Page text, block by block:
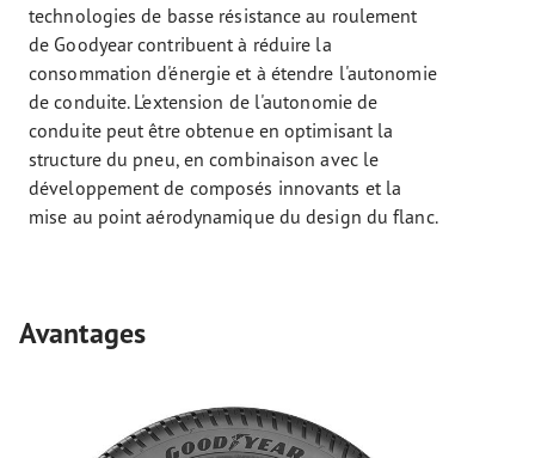
technologies de basse résistance au roulement
de Goodyear contribuent à réduire la
consommation d'énergie et à étendre l'autonomie
de conduite. L'extension de l'autonomie de
conduite peut être obtenue en optimisant la
structure du pneu, en combinaison avec le
développement de composés innovants et la
mise au point aérodynamique du design du flanc.
Avantages